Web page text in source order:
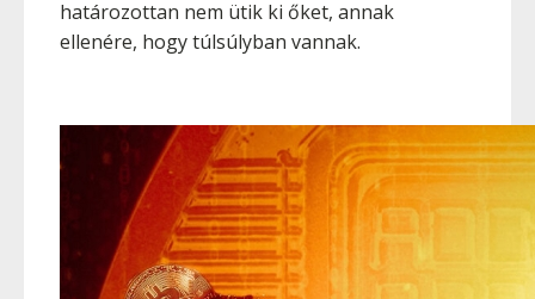
határozottan nem ütik ki őket, annak
ellenére, hogy túlsúlyban vannak.